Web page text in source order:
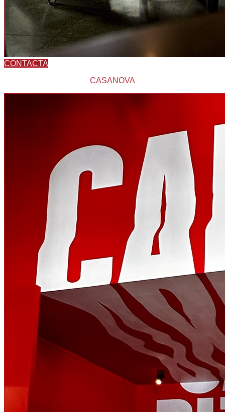
CONTACTA
CASANOVA